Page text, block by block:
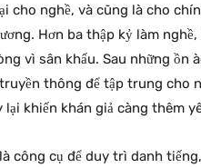
cho nghề, và cũng là cho
Hơn ba thập kỷ làm
vì sân khấu. Sau những ồn
thông để tập trung cho
khiến khán giả càng thêm
công cụ để duy trì danh